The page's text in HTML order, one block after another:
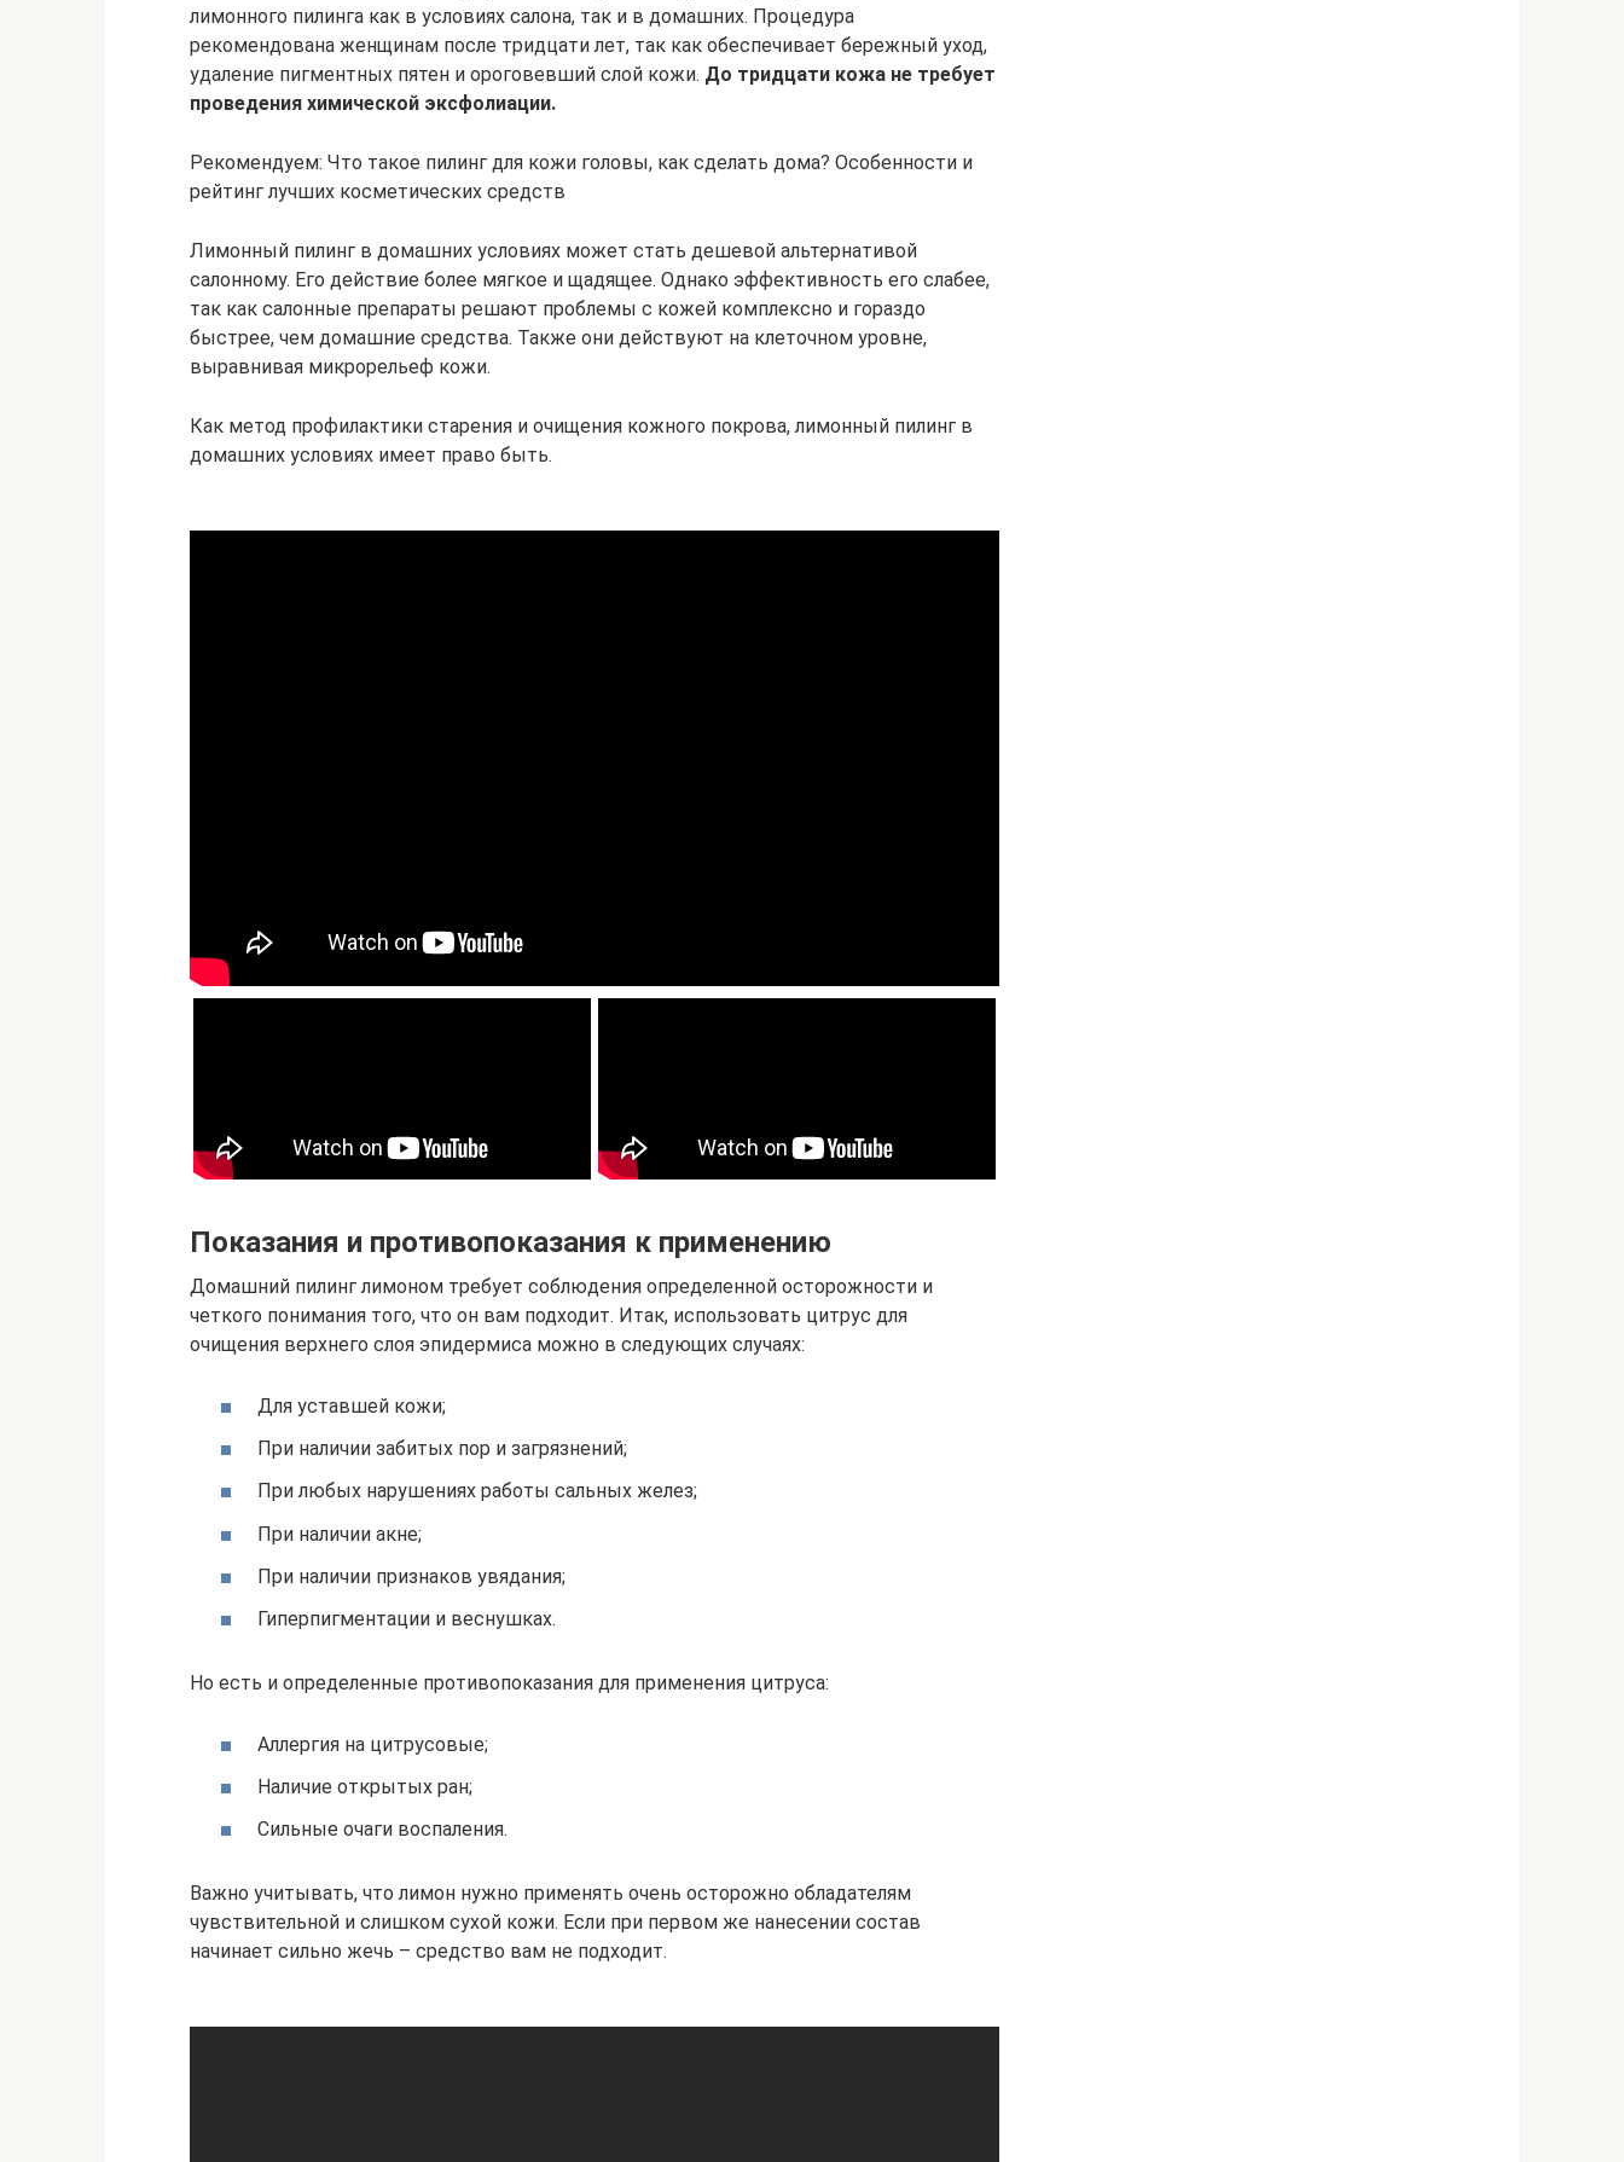
лимонного пилинга как в условиях салона, так и в домашних. Процедура
рекомендована женщинам после тридцати лет, так как обеспечивает бережный уход,
удаление пигментных пятен и ороговевший слой кожи. До тридцати кожа не требует
проведения химической эксфолиации.
Рекомендуем: Что такое пилинг для кожи головы, как сделать дома? Особенности и
рейтинг лучших косметических средств
Лимонный пилинг в домашних условиях может стать дешевой альтернативой
салонному. Его действие более мягкое и щадящее. Однако эффективность его слабее,
так как салонные препараты решают проблемы с кожей комплексно и гораздо
быстрее, чем домашние средства. Также они действуют на клеточном уровне,
выравнивая микрорельеф кожи.
Как метод профилактики старения и очищения кожного покрова, лимонный пилинг в
домашних условиях имеет право быть.
Показания и противопоказания к применению
Домашний пилинг лимоном требует соблюдения определенной осторожности и
четкого понимания того, что он вам подходит. Итак, использовать цитрус для
очищения верхнего слоя эпидермиса можно в следующих случаях:
Для уставшей кожи;
При наличии забитых пор и загрязнений;
При любых нарушениях работы сальных желез;
При наличии акне;
При наличии признаков увядания;
Гиперпигментации и веснушках.
Но есть и определенные противопоказания для применения цитруса:
Аллергия на цитрусовые;
Наличие открытых ран;
Сильные очаги воспаления.
Важно учитывать, что лимон нужно применять очень осторожно обладателям
чувствительной и слишком сухой кожи. Если при первом же нанесении состав
начинает сильно жечь – средство вам не подходит.